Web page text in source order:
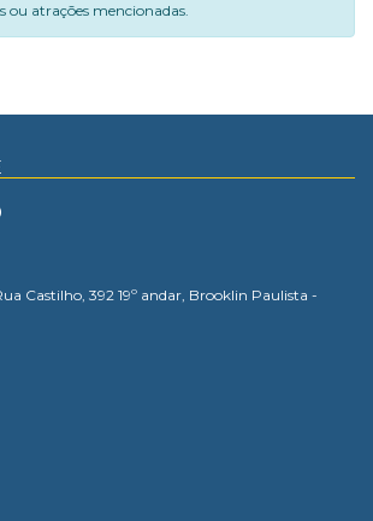
ou atrações mencionadas.
Castilho, 392 19º andar, Brooklin Paulista -